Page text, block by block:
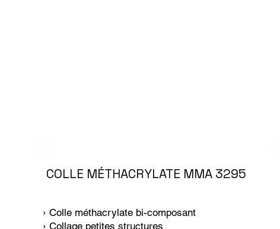
› Colle méthacrylate bi-composant
› Collage petites structures
COLLE MÉTHACRYLATE MMA 3295